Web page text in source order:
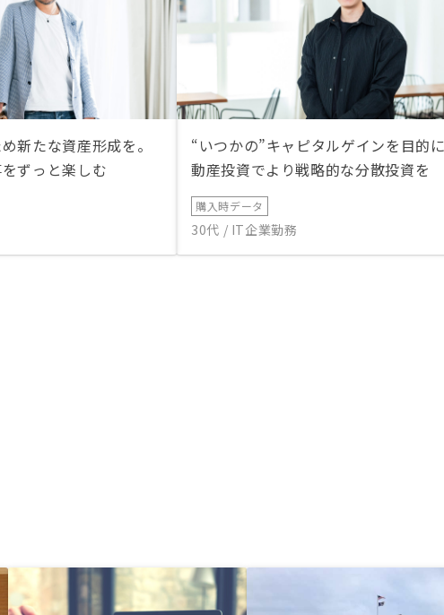
新たな資産形成を。
ずっと楽しむ
“いつかの”キャピタルゲインを目的
動産投資でより戦略的な分散投資を
購入時データ
30代 / IT企業勤務